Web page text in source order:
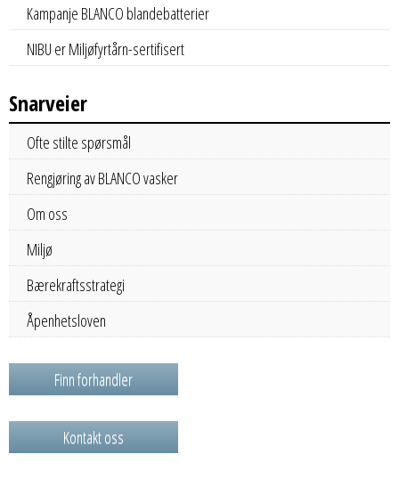
Kampanje BLANCO blandebatterier
NIBU er Miljøfyrtårn-sertifisert
Snarveier
Ofte stilte spørsmål
Rengjøring av BLANCO vasker
Om oss
Miljø
Bærekraftsstrategi
Åpenhetsloven
Finn forhandler
Kontakt oss